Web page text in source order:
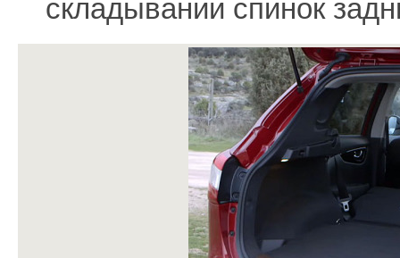
складывании спинок